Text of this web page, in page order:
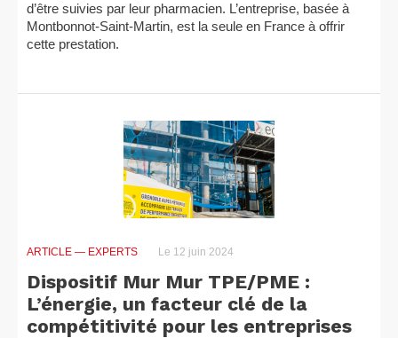
d’être suivies par leur pharmacien. L’entreprise, basée à
Montbonnot-Saint-Martin, est la seule en France à offrir
cette prestation.
ARTICLE — EXPERTS Le 12 juin 2024
Dispositif Mur Mur TPE/PME :
L’énergie, un facteur clé de la
compétitivité pour les entreprises